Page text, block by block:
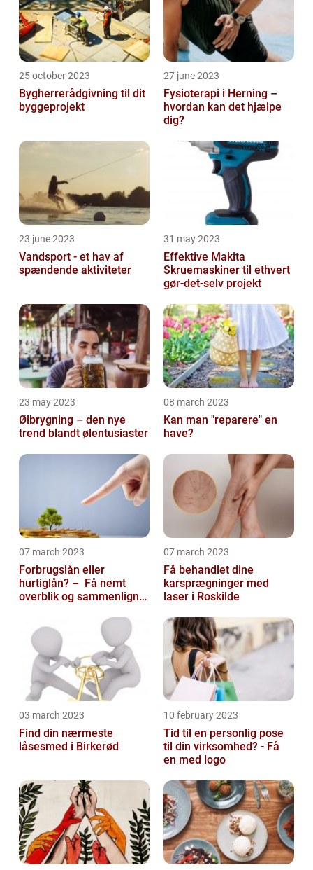
25 october 2023
Bygherrerådgivning til dit
byggeprojekt
27 june 2023
Fysioterapi i Herning –
hvordan kan det hjælpe
dig?
23 june 2023
Vandsport - et hav af
spændende aktiviteter
31 may 2023
Effektive Makita
Skruemaskiner til ethvert
gør-det-selv projekt
23 may 2023
Ølbrygning – den nye
trend blandt ølentusiaster
08 march 2023
Kan man "reparere" en
have?
07 march 2023
Forbrugslån eller
hurtiglån? – Få nemt
overblik og sammenlign
07 march 2023
Få behandlet dine
karsprægninger med
laser i Roskilde
03 march 2023
Find din nærmeste
låsesmed i Birkerød
10 february 2023
Tid til en personlig pose
til din virksomhed? - Få
en med logo